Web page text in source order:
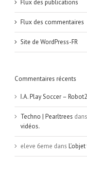
Flux des publications
Flux des commentaires
Site de WordPress-FR
Commentaires récents
I.A. Play Soccer –
Techno | Pearltrees dans
vidéos.
eleve 6eme dans